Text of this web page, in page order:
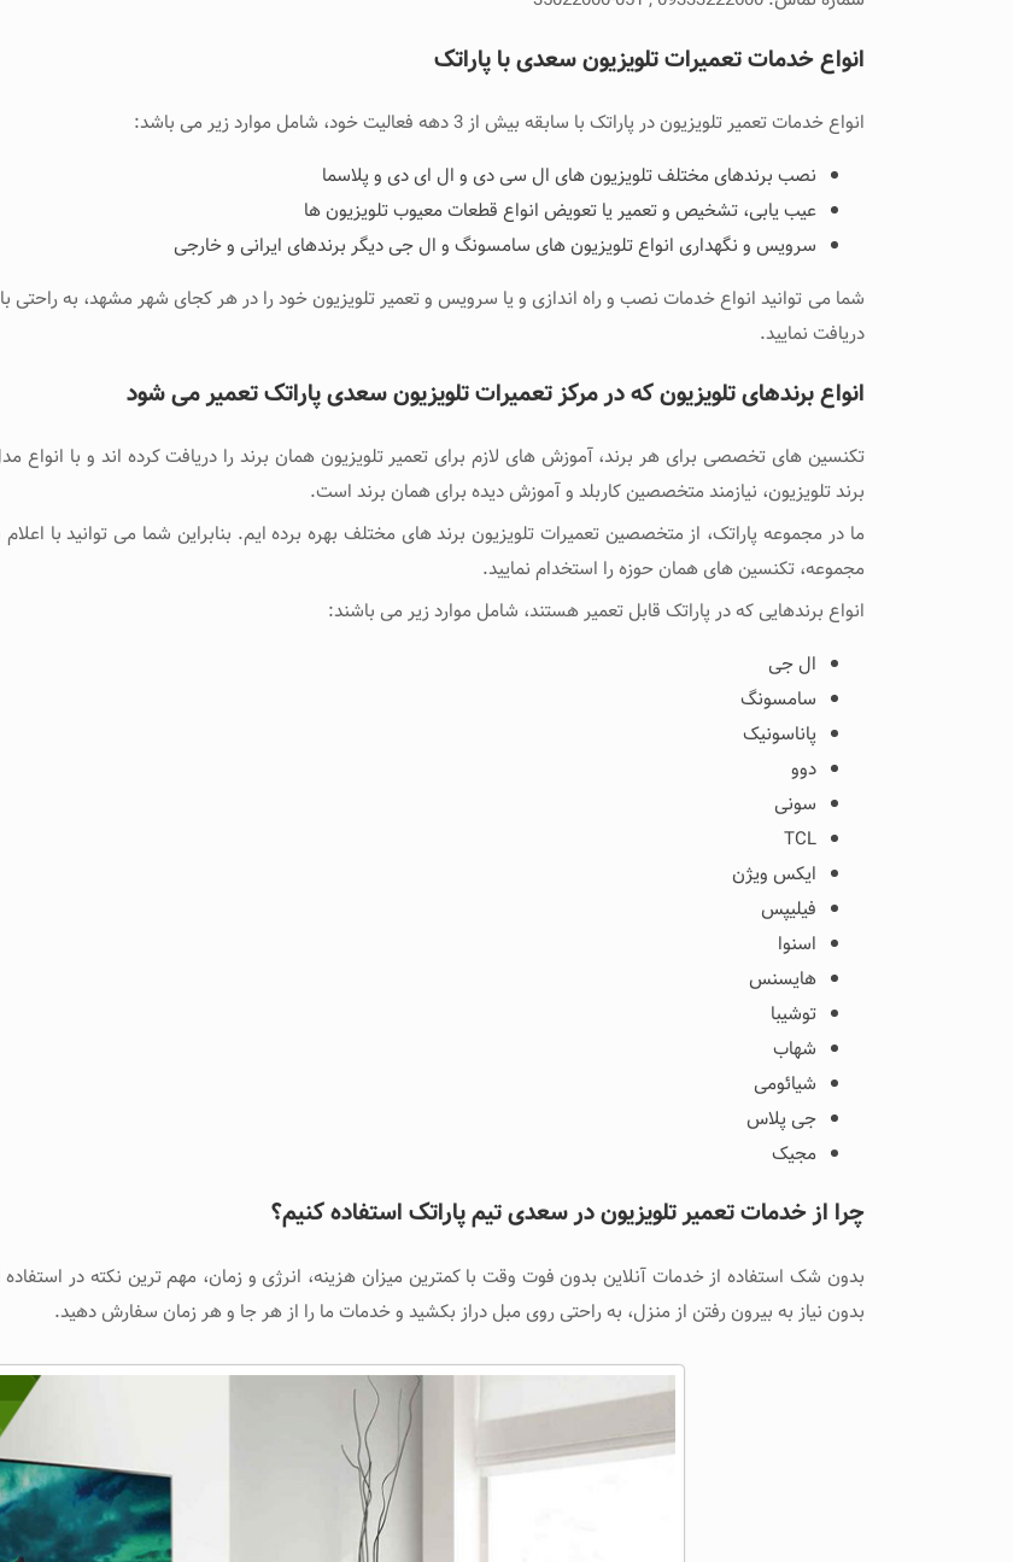
انواع خدمات تعمیرات تلویزیون سعدی با پاراتک
انواع خدمات تعمیر تلویزیون در پاراتک با سابقه بیش از 3 دهه فعالیت خود، شامل موارد زیر می باشد:
نصب برندهای مختلف تلویزیون های ال سی دی و ال ای دی و پلاسما
عیب یابی، تشخیص و تعمیر یا تعویض انواع قطعات معیوب تلویزیون ها
سرویس و نگهداری انواع تلویزیون های سامسونگ و ال جی دیگر برندهای ایرانی و خارجی
شما می توانید انواع خدمات نصب و راه اندازی و یا سرویس و تعمیر تلویزیون خود را در هر کجای شهر مشهد، به
دریافت نمایید.
انواع برندهای تلویزیون که در مرکز تعمیرات تلویزیون سعدی پاراتک تعمیر می شود
تکنسین های تخصصی برای هر برند، آموزش های لازم برای تعمیر تلویزیون همان برند را دریافت کرده اند و با
برند تلویزیون، نیازمند متخصصین کاربلد و آموزش دیده برای همان برند است.
ما در مجموعه پاراتک، از متخصصین تعمیرات تلویزیون برند های مختلف بهره برده ایم. بنابراین شما می توانید با
مجموعه، تکنسین های همان حوزه را استخدام نمایید.
انواع برندهایی که در پاراتک قابل تعمیر هستند، شامل موارد زیر می باشند:
ال جی
سامسونگ
پاناسونیک
دوو
سونی
TCL
ایکس ویژن
فیلیپس
اسنوا
هایسنس
توشیبا
شهاب
شیائومی
جی پلاس
مجیک
چرا از خدمات تعمیر تلویزیون در سعدی تیم پاراتک استفاده کنیم؟
بدون شک استفاده از خدمات آنلاین بدون فوت وقت با کمترین میزان هزینه، انرژی و زمان، مهم ترین نکته در
بدون نیاز به بیرون رفتن از منزل، به راحتی روی مبل دراز بکشید و خدمات ما را از هر جا و هر زمان سفارش دهید.